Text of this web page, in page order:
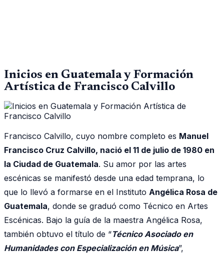
Inicios en Guatemala y Formación
Artística de Francisco Calvillo
Francisco Calvillo, cuyo nombre completo es Manuel
Francisco Cruz Calvillo, nació el 11 de julio de 1980 en
la Ciudad de Guatemala. Su amor por las artes
escénicas se manifestó desde una edad temprana, lo
que lo llevó a formarse en el Instituto Angélica Rosa de
Guatemala, donde se graduó como Técnico en Artes
Escénicas. Bajo la guía de la maestra Angélica Rosa,
también obtuvo el título de “Técnico Asociado en
Humanidades con Especialización en Música”,